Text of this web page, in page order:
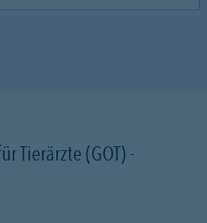
Tierärzte (GOT) -